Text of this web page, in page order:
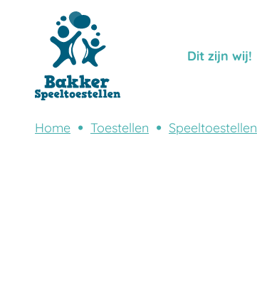
Dit zijn wij!
Home Toestellen Speeltoestellen